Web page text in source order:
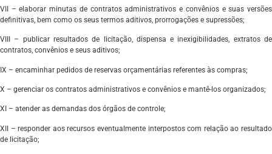
VII – elaborar minutas de contratos administrativos e convênios e suas versões
definitivas, bem como os seus termos aditivos, prorrogações e supressões;
VIII – publicar resultados de licitação, dispensa e inexigibilidades, extratos de
contratos, convênios e seus aditivos;
IX – encaminhar pedidos de reservas orçamentárias referentes às compras;
X – gerenciar os contratos administrativos e convênios e mantê-los organizados;
XI – atender as demandas dos órgãos de controle;
XII – responder aos recursos eventualmente interpostos com relação ao resultado
de licitação;